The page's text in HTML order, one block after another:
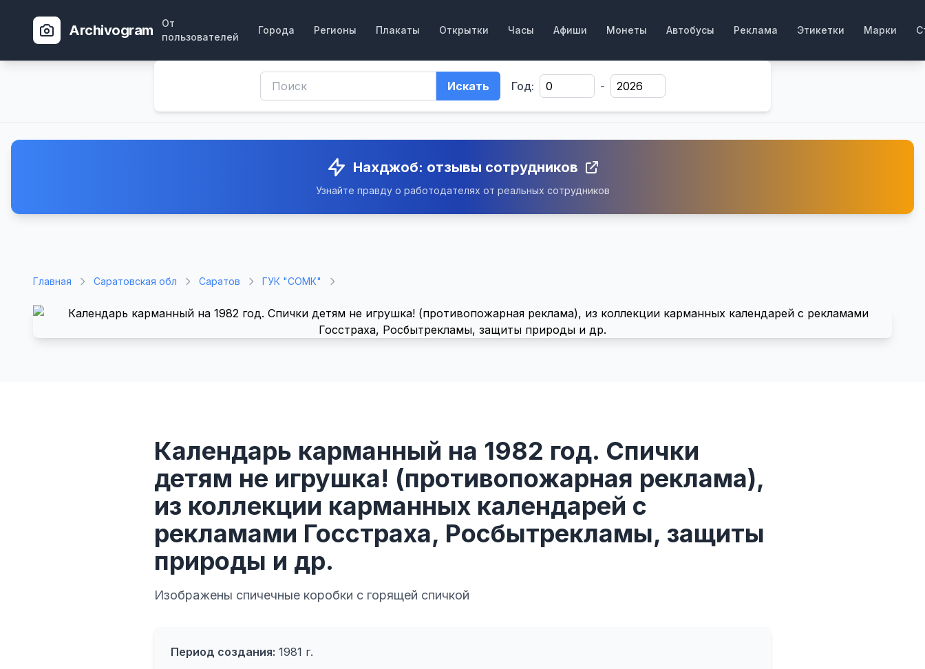
Archivogram
От
пользователей
Города Регионы Плакаты Открытки Часы Афиши Монеты Автобусы Реклама Этикетки Марки
Искать Год: -
Нахджоб: отзывы сотрудников
Узнайте правду о работодателях от реальных сотрудников
Главная Саратовская обл Саратов ГУК "СОМК"
Календарь карманный на 1982 год. Спички
детям не игрушка! (противопожарная реклама),
из коллекции карманных календарей с
рекламами Госстраха, Росбытрекламы, защиты
природы и др.
Изображены спичечные коробки с горящей спичкой
Период создания: 1981 г.